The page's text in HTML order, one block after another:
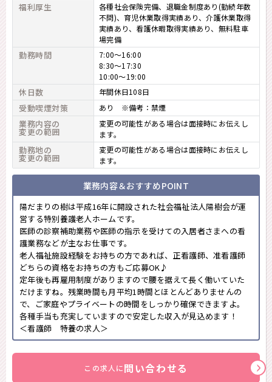
福利厚生
各種社会保険完備、退職金制度あり(勤続年数
不問)、育児休業取得実績あり、介護休業取得
実績あり、看護休暇取得実績あり、無料駐車
場完備
勤務時間
7:00～16:00
8:30～17:30
10:00～19:00
休日数 年間休日108日
受動喫煙対策 あり ※備考：禁煙
業務内容の
変更の範囲
変更の可能性がある場合は面接時にお伝えし
ます。
勤務地の
変更の範囲
変更の可能性がある場合は面接時にお伝えし
ます。
業務内容＆おすすめPOINT
陽だまりの樹は平成16年に開設された社会福祉法人陽樹会が運
営する特別養護老人ホームです。
医師の診察補助業務や医師の指示を受けての入居者さまへの看
護業務などが主なお仕事です。
老人福祉施設経験をお持ちの方であれば、正看護師、准看護師
どちらの資格をお持ちの方もご応募OK♪
定年後も再雇用制度がありますので腰を据えて長く働いていた
だけますね。残業時間も月平均1時間とほとんどありませんの
で、ご家庭やプライベートの時間をしっかり確保できますよ。
各種手当も充実していますので安定した収入が見込めます！
＜看護師 特養の求人＞
この求人に問い合わせる